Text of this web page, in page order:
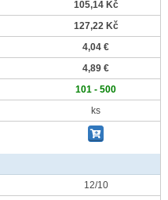
105,14 Kč
127,22 Kč
4,04 €
4,89 €
101 - 500
ks
12/10